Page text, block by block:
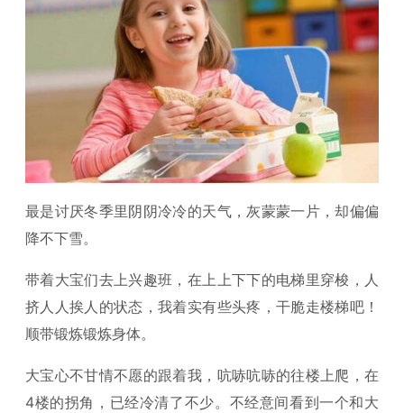
最是讨厌冬季里阴阴冷冷的天气，灰蒙蒙一片，却偏偏
降不下雪。
带着大宝们去上兴趣班，在上上下下的电梯里穿梭，人
挤人人挨人的状态，我着实有些头疼，干脆走楼梯吧！
顺带锻炼锻炼身体。
大宝心不甘情不愿的跟着我，吭哧吭哧的往楼上爬，在
4楼的拐角，已经冷清了不少。不经意间看到一个和大